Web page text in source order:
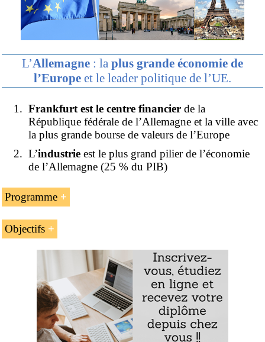
L’Allemagne : la plus grande économie de
l’Europe et le leader politique de l’UE.
Frankfurt est le centre financier de la
République fédérale de l’Allemagne et la ville avec
la plus grande bourse de valeurs de l’Europe
L’industrie est le plus grand pilier de l’économie
de l’Allemagne (25 % du PIB)
Programme
L’introduction à la République fédérale
d’Allemagne (Union européenne )
Les États fédérés de l’Allemagne
L’Allemagne : le principal acteur politique
de l’Union européenne
L’économie de l’Allemagne
Le profil économique des plus grandes
villes de l’Allemagne
Objectifs
Les buts de l’unité d’enseignement « Commerce
international, logistique et affaires en République fédérale
de l’Allemagne » sont :
Analyser les forces de l’économie et du commerce
international allemand